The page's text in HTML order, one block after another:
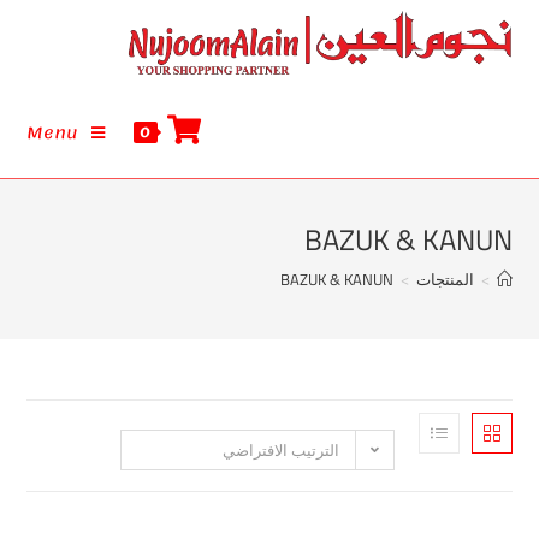
Menu
BAZUK &
>
BAZUK & KANUN
الترتيب الافتراضي